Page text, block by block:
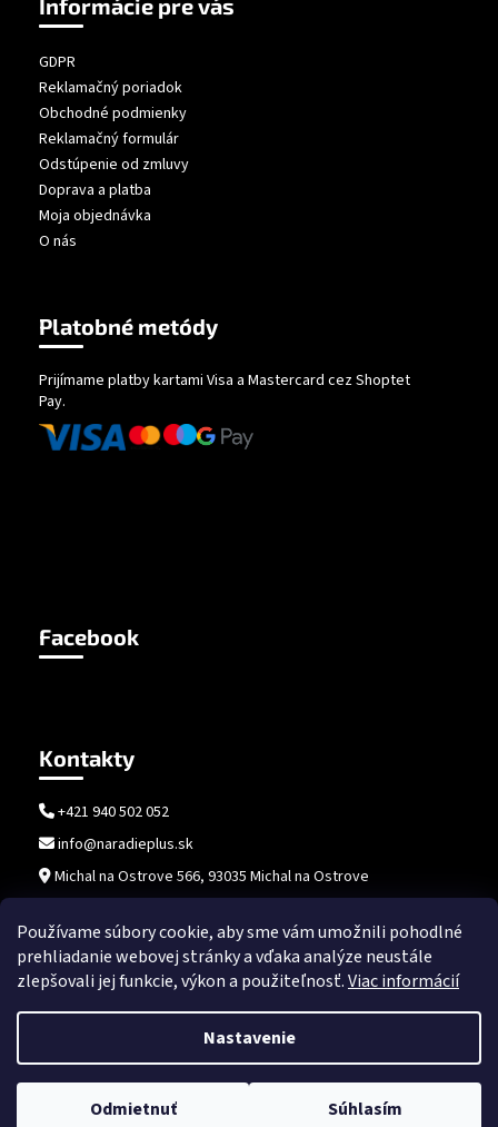
Používame súbory cookie, aby sme vám umožnili pohodlné
prehliadanie webovej stránky a vďaka analýze neustále
zlepšovali jej funkcie, výkon a použiteľnosť.Viac informácií
Nastavenie
Odmietnuť Súhlasím
GDPR
Reklamačný poriadok
Obchodné podmienky
Reklamačný formulár
Odstúpenie od zmluvy
Doprava a platba
Moja objednávka
O nás
Platobné metódy
Prijímame platby kartami Visa a Mastercard cez Shoptet
Pay.
Facebook
Kontakty
+421 940 502 052
info@naradieplus.sk
Michal na Ostrove 566, 93035 Michal na Ostrove
Copyright 2026naradieplus.sk. Všetky práva vyhradené.Upraviť